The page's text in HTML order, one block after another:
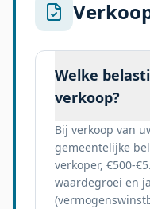
Welke
verkoop?
Bij verkoop van
gemeentelijke
verkoper, €500-
waardegroei en